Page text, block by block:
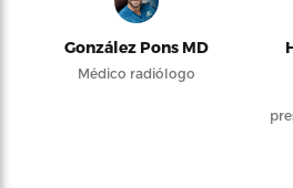
González Pons MD
Médico radiólogo